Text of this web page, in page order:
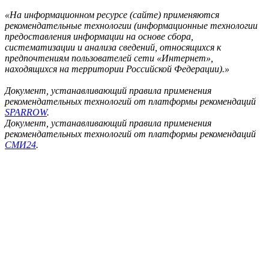
«На информационном ресурсе (сайте) применяются
рекомендательные технологии (информационные технологии
предоставления информации на основе сбора,
систематизации и анализа сведений, относящихся к
предпочтениям пользователей сети «Интернет»,
находящихся на территории Российской Федерации).»
Документ, устанавливающий правила применения
рекомендательных технологий от платформы рекомендаций
SPARROW.
Документ, устанавливающий правила применения
рекомендательных технологий от платформы рекомендаций
СМИ24.